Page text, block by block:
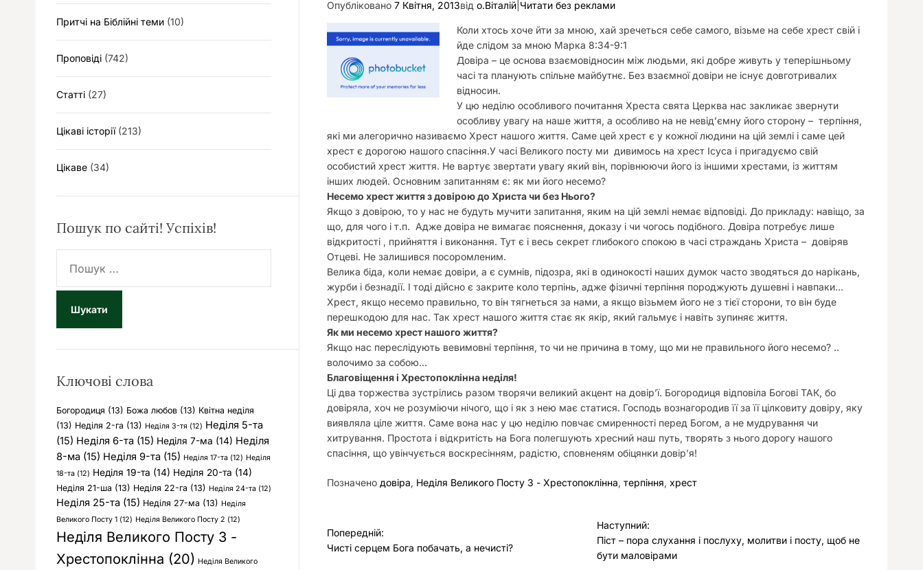
Опубліковано 7 Квітня, 2013від о.Віталій Читати без реклами
Коли хтось хоче йти за мною, хай зречеться себе самого, візьме на себе хрест свій і
йде слідом за мною Марка 8:34-9:1
Довіра – це основа взаємовідносин між людьми, які добре живуть у теперішньому
часі та планують спільне майбутнє. Без взаємної довіри не існує довготривалих
відносин.
У цю неділю особливого почитання Хреста свята Церква нас закликає звернути
особливу увагу на наше життя, а особливо на не невід’ємну його сторону – терпіння,
які ми алегорично називаємо Хрест нашого життя. Саме цей хрест є у кожної людини на цій землі і саме цей
хрест є дорогою нашого спасіння.У часі Великого посту ми дивимось на хрест Ісуса і пригадуємо свій
особистий хрест життя. Не вартує звертати увагу який він, порівнюючи його із іншими хрестами, із життям
інших людей. Основним запитанням є: як ми його несемо?
Несемо хрест життя з довірою до Христа чи без Нього?
Якщо з довірою, то у нас не будуть мучити запитання, яким на цій землі немає відповіді. До прикладу: навіщо, за
що, для чого і т.п. Адже довіра не вимагає пояснення, доказу і чи чогось подібного. Довіра потребує лише
відкритості , прийняття і виконання. Тут є і весь секрет глибокого спокою в часі страждань Христа – довіряв
Отцеві. Не залишився посоромленим.
Велика біда, коли немає довіри, а є сумнів, підозра, які в одинокості наших думок часто зводяться до нарікань,
журби і безнадії. І тоді дійсно є закрите коло терпінь, адже фізичні терпіння породжують душевні і навпаки…
Хрест, якщо несемо правильно, то він тягнеться за нами, а якщо візьмем його не з тієї сторони, то він буде
перешкодою для нас. Так хрест нашого життя стає як якір, який гальмує і навіть зупиняє життя.
Як ми несемо хрест нашого життя?
Якщо нас переслідують вевимовні терпіння, то чи не причина в тому, що ми не правильного його несемо? ..
волочимо за собою…
Благовіщення і Хрестопоклінна неділя!
Ці два торжества зустрілись разом творячи великий акцент на довір’ї. Богородиця відповіла Богові ТАК, бо
довіряла, хоч не розуміючи нічого, що і як з нею має статися. Господь вознагородив її за її цілковиту довіру, яку
виявляла ціле життя. Саме вона нас у цю неділю повчає смиренності перед Богом, а не мудрування чи
хитрування. Простота і відкритість на Бога полегшують хресний наш путь, творять з нього дорогу нашого
спасіння, що увінчується воскресінням, радістю, сповненям обіцянки довір’я!
Позначено довіра, Неділя Великого Посту 3 - Хрестопоклінна, терпіння, хрест
Н
а
Попередній:
Чисті серцем Бога побачать, а нечисті?
Наступний:
Піст – пора слухання і послуху, молитви і посту, щоб не
бути маловірами
Притчі на Біблійні теми (10)
Проповіді (742)
Статті (27)
Цікаві історії(213)
Цікаве (34)
Пошук по сайті! Успіхів!
ш
к
Ключові слова
Богородиця (13) Божа любов (13) Квітна неділя
(13) Неділя 2-га (13) Неділя 3-тя (12) Неділя 5-та
(15) Неділя 6-та (15) Неділя 7-ма (14) Неділя
8-ма (15) Неділя 9-та (15) Неділя 17-та (12) Неділя
18-та (12) Неділя 19-та (14) Неділя 20-та (14)
Неділя 21-ша (13) Неділя 22-га (13) Неділя 24-та (12)
Неділя 25-та (15) Неділя 27-ма (13) Неділя
Великого Посту 1 (12) Неділя Великого Посту 2 (12)
Неділя Великого Посту 3 -
Хрестопоклінна (20) Неділя Великого